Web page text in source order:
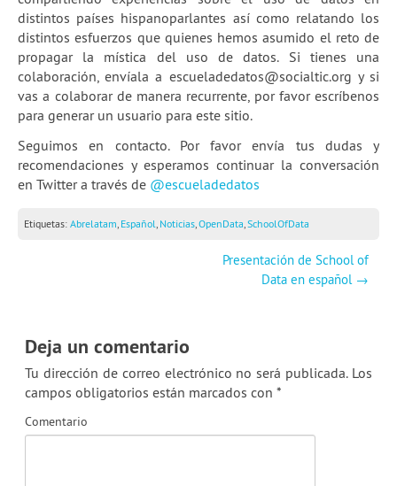
distintos países hispanoparlantes así como relatando los
distintos esfuerzos que quienes hemos asumido el reto de
propagar la mística del uso de datos. Si tienes una
colaboración, envíala a escueladedatos@socialtic.org y si
vas a colaborar de manera recurrente, por favor escríbenos
para generar un usuario para este sitio.
Seguimos en contacto. Por favor envía tus dudas y
recomendaciones y esperamos continuar la conversación
en Twitter a través de @escueladedatos
Etiquetas: Abrelatam, Español, Noticias,OpenData,SchoolOfData
Presentación de School of
Data en español →
Deja un comentario
Tu dirección de correo electrónico no será publicada.Los
campos obligatorios están marcados con *
Comentario